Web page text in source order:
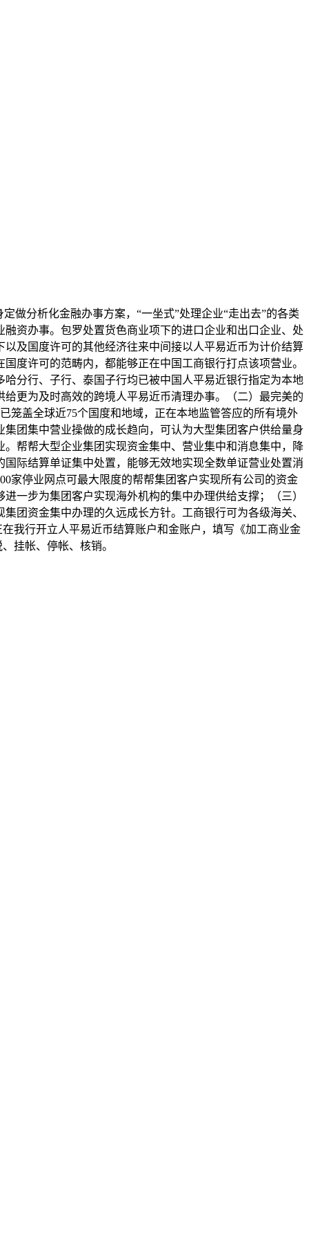
分析化金融办事方案，“一坐式”处理企业“走出去”的各类
资办事。包罗处置货色商业项下的进口企业和出口企业、处
及国度许可的其他经济往来中间接以人平易近币为计价结算
度许可的范畴内，都能够正在中国工商银行打点该项营业。
分行、子行、泰国子行均已被中国人平易近银行指定为本地
更为及时高效的跨境人平易近币清理办事。（二）最完美的
笼盖全球近75个国度和地域，正在本地监管答应的所有境外
团集中营业操做的成长趋向，可认为大型集团客户供给量身
帮帮大型企业集团实现资金集中、营业集中和消息集中，降
际结算单证集中处置，能够无效地实现全数单证营业处置消
家停业网点可最大限度的帮帮集团客户实现所有公司的资金
一步为集团客户实现海外机构的集中办理供给支撑；（三）
团资金集中办理的久远成长方针。工商银行可为各级海关、
我行开立人平易近币结算账户和金账户，填写《加工商业金
挂帐、停帐、核销。